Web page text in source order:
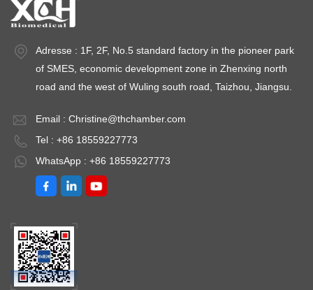
Adresse : 1F, 2F, No.5 standard factory in the pioneer park
of SMES, economic development zone in Zhenxing north
road and the west of Wuling south road, Taizhou, Jiangsu.
Email : Christine@thchamber.com
Tel : +86 18559227773
WhatsApp : +86 18559227773